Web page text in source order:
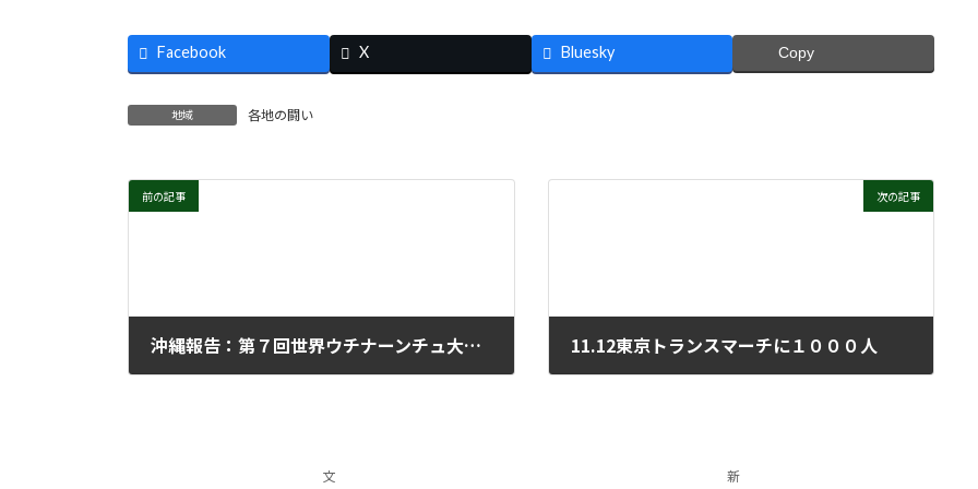
Facebook X Bluesky Copy
地域 各地の闘い
前の記事
沖縄報告：第７回世界ウチナーンチュ大会／11・５沖縄県民大行動
次の記事
11.12東京トランスマーチに１０００人
文
新